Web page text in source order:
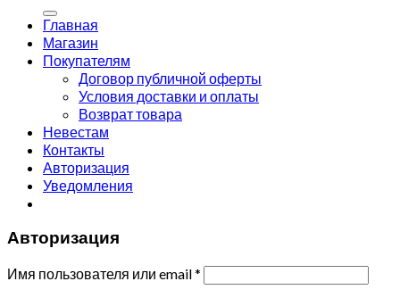
Главная
Магазин
Покупателям
Договор публичной оферты
Условия доставки и оплаты
Возврат товара
Невестам
Контакты
Авторизация
Уведомления
Авторизация
Имя пользователя или email*